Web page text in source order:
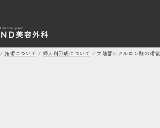
/施術について / 婦人科形成について / 大陰唇ヒアルロン酸の術